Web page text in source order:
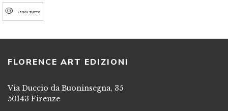
LEGGI TUTTO
FLORENCE ART EDIZIONI
Via Duccio da Buoninsegna, 35
50143 Firenze